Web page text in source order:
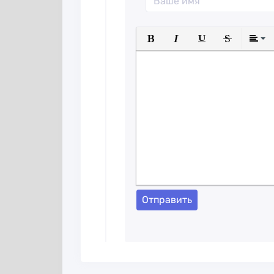
Полужирный
Курсив
Отправить